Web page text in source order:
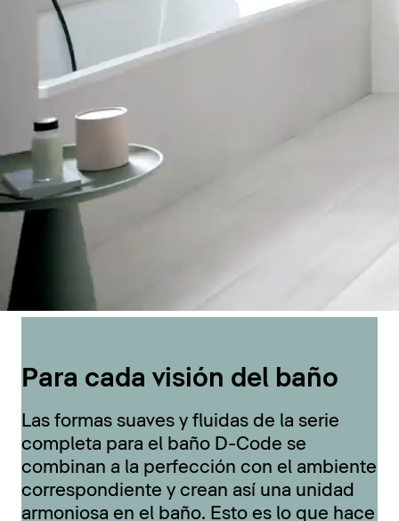
Para cada visión del baño
Las formas suaves y fluidas de la serie
completa para el baño D-Code se
combinan a la perfección con el ambiente
correspondiente y crean así una unidad
armoniosa en el baño. Esto es lo que hace